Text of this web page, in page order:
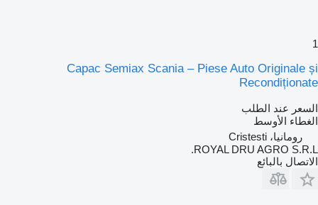
1
Capac Semiax Scania – Piese Auto Originale și
Recondiționate
السعر عند الطلب
الغطاء الأوسط
رومانيا، Cristesti
ROYAL DRU AGRO S.R.L.
الاتصال بالبائع